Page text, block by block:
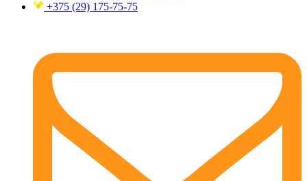
+375 (29) 175-75-75